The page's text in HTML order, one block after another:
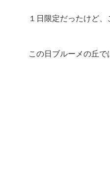
１日限定だったけど、
この日ブルーメの丘で